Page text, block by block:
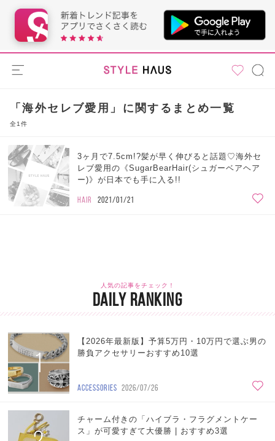
「海外セレブ愛用」に関するまとめ一覧
全1件
3ヶ月で7.5cm!?髪が早く伸びると話題♡海外セ
レブ愛用の《SugarBearHair(シュガーベアヘア
ー)》が日本でも手に入る!!
HAIR 2021/01/21
人気の記事をチェック！
DAILY RANKING
1
【2026年最新版】予算5万円・10万円で選ぶ男の
勝負アクセサリーおすすめ10選
ACCESSORIES 2026/07/26
チャーム付きの「ハイブラ・フラグメントケー
ス」が可愛すぎて大優勝 | おすすめ3選